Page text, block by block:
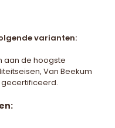
varianten:
aan de hoogste
Van Beekum
gecertificeerd.